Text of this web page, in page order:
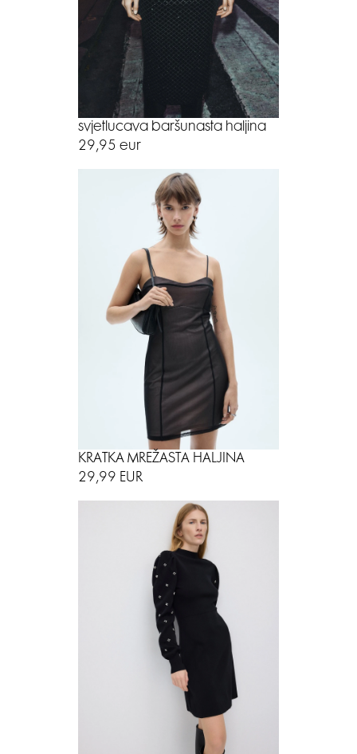
svjetlucava baršunasta haljina
29,95 eur
KRATKA MREŽASTA HALJINA
29,99 EUR